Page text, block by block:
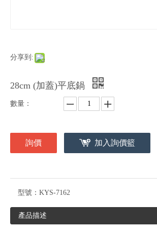
分享到:
28cm (加蓋)平底鍋
數量：
詢價 加入詢價籃
型號： KYS-7162
產品描述